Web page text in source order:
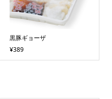
黒豚ギョーザ
¥389